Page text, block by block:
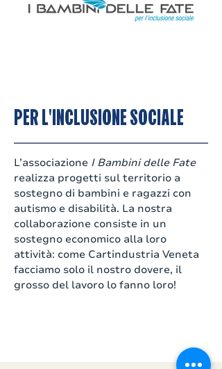
PER L'INCLUSIONE SOCIALE
L’associazione I Bambini delle Fate
realizza progetti sul territorio a
sostegno di bambini e ragazzi con
autismo e disabilità. La nostra
collaborazione consiste in un
sostegno economico alla loro
attività: come Cartindustria Veneta
facciamo solo il nostro dovere, il
grosso del lavoro lo fanno loro!